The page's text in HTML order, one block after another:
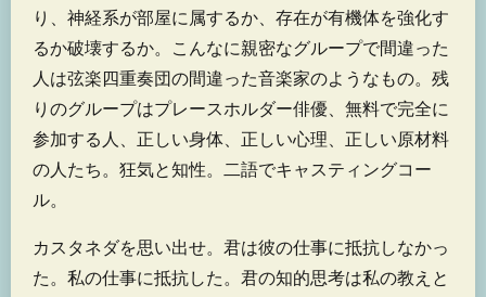
り、神経系が部屋に属するか、存在が有機体を強化す
るか破壊するか。こんなに親密なグループで間違った
人は弦楽四重奏団の間違った音楽家のようなもの。残
りのグループはプレースホルダー俳優、無料で完全に
参加する人、正しい身体、正しい心理、正しい原材料
の人たち。狂気と知性。二語でキャスティングコー
ル。
カスタネダを思い出せ。君は彼の仕事に抵抗しなかっ
た。私の仕事に抵抗した。君の知的思考は私の教えと